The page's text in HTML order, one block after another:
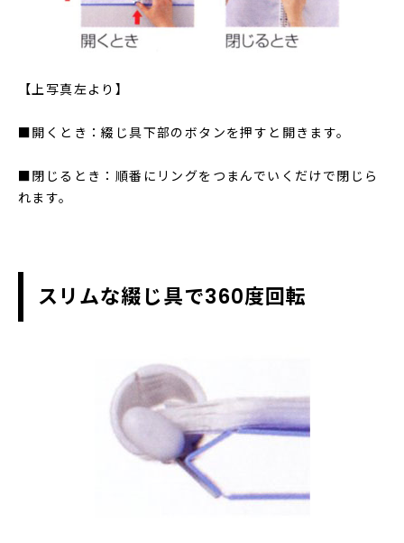
【上写真左より】
■開くとき：綴じ具下部のボタンを押すと開きます。
■閉じるとき：順番にリングをつまんでいくだけで閉じら
れます。
スリムな綴じ具で360度回転